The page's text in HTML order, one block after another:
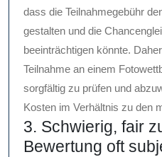
dass die Teilnahmegebühr
gestalten und die
beeinträchtigen könnte.
Teilnahme an einem
sorgfältig zu prüfen und
Kosten im Verhältnis zu den
3. Schwierig, fair
Bewertung oft